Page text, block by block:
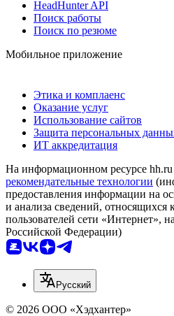
HeadHunter API
Поиск работы
Поиск по резюме
Мобильное приложение
Этика и комплаенс
Оказание услуг
Использование сайтов
Защита персональных
ИТ аккредитация
На информационном ресурсе hh.ru
рекомендательные технологии
предоставления информации на
и анализа сведений, относящихся
пользователей сети «Интернет»,
Российской Федерации)
Русский
© 2026 ООО «Хэдхантер»